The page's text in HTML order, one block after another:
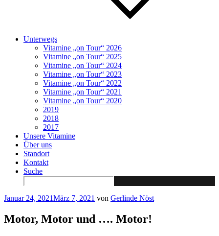
Unterwegs
Vitamine „on Tour“ 2026
Vitamine „on Tour“ 2025
Vitamine „on Tour“ 2024
Vitamine „on Tour“ 2023
Vitamine „on Tour“ 2022
Vitamine „on Tour“ 2021
Vitamine „on Tour“ 2020
2019
2018
2017
Unsere Vitamine
Über uns
Standort
Kontakt
Suche
Search
for:
Veröffentlicht
Januar 24, 2021März 7, 2021 von Gerlinde Nöst
Motor, Motor und …. Motor!